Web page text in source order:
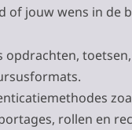
of jouw wens in de
opdrachten,
rollen en